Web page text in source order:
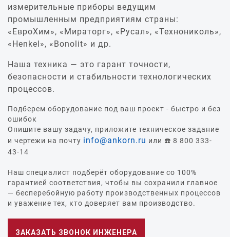
измерительные приборы ведущим
промышленным предприятиям страны:
«ЕвроХим», «Мираторг», «Русал», «Технониколь»,
«Henkel», «Bonolit» и др.
Наша техника — это гарант точности,
безопасности и стабильности технологических
процессов.
Подберем оборудование под ваш проект - быстро и без
ошибок
Опишите вашу задачу, приложите техническое задание
и чертежи на почту info@ankorn.ru или ☎️ 8 800 333-
43-14
Наш специалист подберёт оборудование со 100%
гарантией соответствия, чтобы вы сохранили главное
— бесперебойную работу производственных процессов
и уважение тех, кто доверяет вам производство.
ЗАКАЗАТЬ ЗВОНОК ИНЖЕНЕРА